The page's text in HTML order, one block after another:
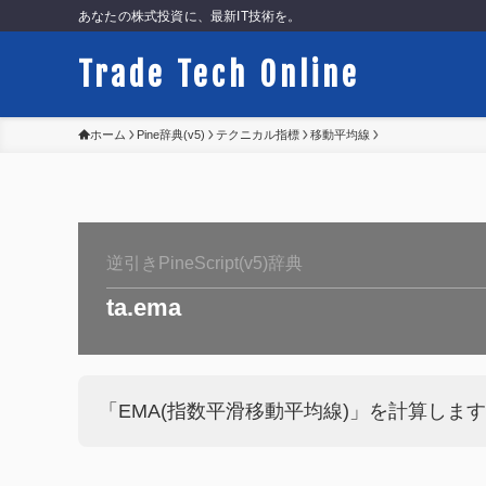
あなたの株式投資に、最新IT技術を。
Trade Tech Online
ホーム Pine辞典(v5) テクニカル指標 移動平均線
逆引きPineScript(v5)辞典
ta.ema
「EMA(指数平滑移動平均線)」を計算します